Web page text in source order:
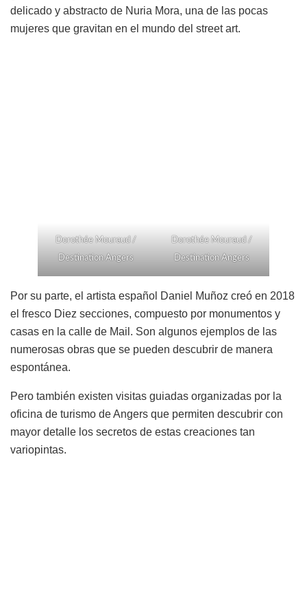
delicado y abstracto de Nuria Mora, una de las pocas
mujeres que gravitan en el mundo del street art.
Dorothée Mouraud /
Destination Angers
Dorothée Mouraud /
Destination Angers
Por su parte, el artista español Daniel Muñoz creó en 2018
el fresco Diez secciones, compuesto por monumentos y
casas en la calle de Mail. Son algunos ejemplos de las
numerosas obras que se pueden descubrir de manera
espontánea.
Pero también existen visitas guiadas organizadas por la
oficina de turismo de Angers que permiten descubrir con
mayor detalle los secretos de estas creaciones tan
variopintas.